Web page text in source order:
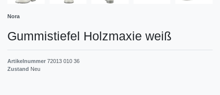
Nora
Gummistiefel Holzmaxie weiß
Artikelnummer 72013 010 36
Zustand Neu